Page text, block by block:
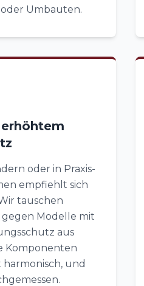
Umbauten.
oder in Praxis-
empfiehlt sich
tauschen
Modelle mit
aus
Komponenten
und